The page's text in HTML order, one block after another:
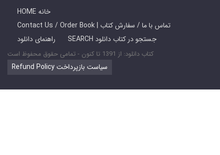
HOME خانه
Contact Us / Order Book | تماس با ما / سفارش کتاب
راهنمای دانلود
SEARCH جستجو در کتاب دانلود
کتاب دانلود: از 1391 تا کنون - تمامی حقوق محفوظ است
Refund Policy سیاست بازپرداخت